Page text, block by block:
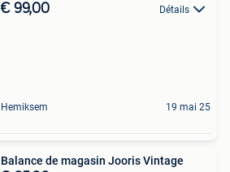
€ 99,00 Détails
Hemiksem 19 mai 25
Balance de magasin Jooris Vintage